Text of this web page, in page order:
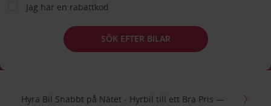
Jag har en rabattkod
SÖK EFTER BILAR
Hyra Bil Snabbt på Nätet - Hyrbil till ett Bra Pris —